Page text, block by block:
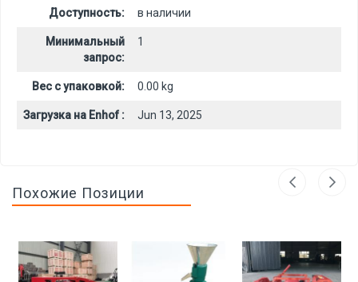
Доступность: в наличии
Минимальный
запрос:
1
Вес с упаковкой: 0.00 kg
Загрузка на Enhof : Jun 13, 2025
Похожие Позиции